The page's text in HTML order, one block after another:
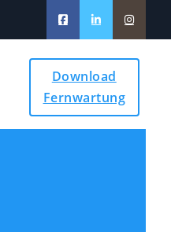
Download
Fernwartung